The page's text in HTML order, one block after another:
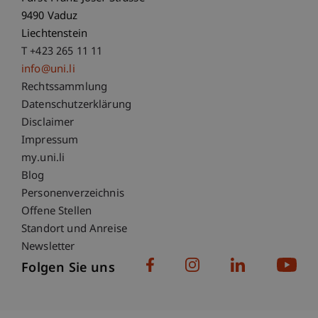
9490 Vaduz
Liechtenstein
T +423 265 11 11
info@uni.li
Fußzeile Rechtliche Hinweise
Rechtssammlung
Datenschutzerklärung
Disclaimer
Impressum
Fußzeile Subdomain-Verzeichnis
my.uni.li
Blog
Personenverzeichnis
Offene Stellen
Standort und Anreise
Newsletter
Folgen Sie uns